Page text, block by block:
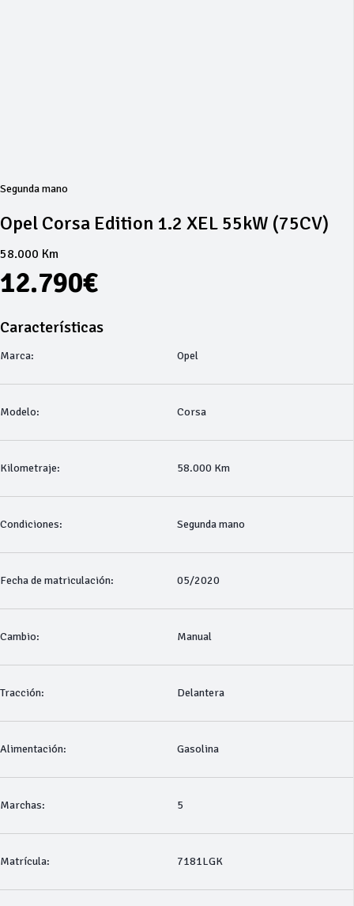
Segunda mano
Opel Corsa Edition 1.2 XEL 55kW (75CV)
58.000 Km
12.790€
Características
Marca: Opel
Modelo: Corsa
Kilometraje: 58.000 Km
Condiciones: Segunda mano
Fecha de matriculación: 05/2020
Cambio: Manual
Tracción: Delantera
Alimentación: Gasolina
Marchas: 5
Matrícula: 7181LGK